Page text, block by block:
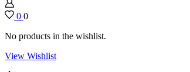
0 0
No products in the wishlist.
View Wishlist